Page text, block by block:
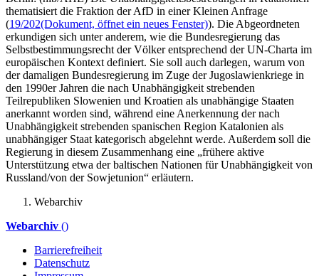
thematisiert die Fraktion der AfD in einer Kleinen Anfrage
(19/202(Dokument, öffnet ein neues Fenster)). Die Abgeordneten
erkundigen sich unter anderem, wie die Bundesregierung das
Selbstbestimmungsrecht der Völker entsprechend der UN-Charta im
europäischen Kontext definiert. Sie soll auch darlegen, warum von
der damaligen Bundesregierung im Zuge der Jugoslawienkriege in
den 1990er Jahren die nach Unabhängigkeit strebenden
Teilrepubliken Slowenien und Kroatien als unabhängige Staaten
anerkannt worden sind, während eine Anerkennung der nach
Unabhängigkeit strebenden spanischen Region Katalonien als
unabhängiger Staat kategorisch abgelehnt werde. Außerdem soll die
Regierung in diesem Zusammenhang eine „frühere aktive
Unterstützung etwa der baltischen Nationen für Unabhängigkeit von
Russland/von der Sowjetunion“ erläutern.
Webarchiv
Webarchiv ()
Barrierefreiheit
Datenschutz